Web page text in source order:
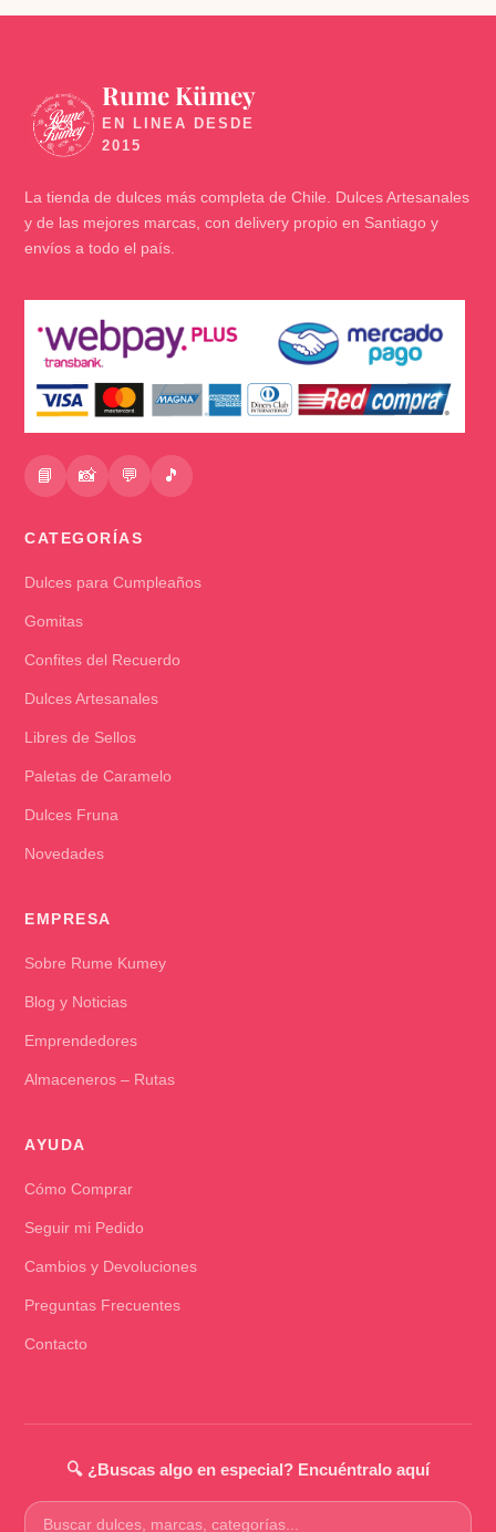
🍬
Rume Kümey
La tienda de dulces más completa de Chile. Dulces Artesanales
y de las mejores marcas, con delivery propio en Santiago y
envíos a todo el país.
📘 📸 💬 🎵
CATEGORÍAS
Dulces para Cumpleaños
Gomitas
Confites del Recuerdo
Dulces Artesanales
Libres de Sellos
Paletas de Caramelo
Dulces Fruna
Novedades
EMPRESA
Sobre Rume Kumey
Blog y Noticias
Emprendedores
Almaceneros – Rutas
AYUDA
Cómo Comprar
Seguir mi Pedido
Cambios y Devoluciones
Preguntas Frecuentes
Contacto
🔍 ¿Buscas algo en especial? Encuéntralo aquí
Buscar